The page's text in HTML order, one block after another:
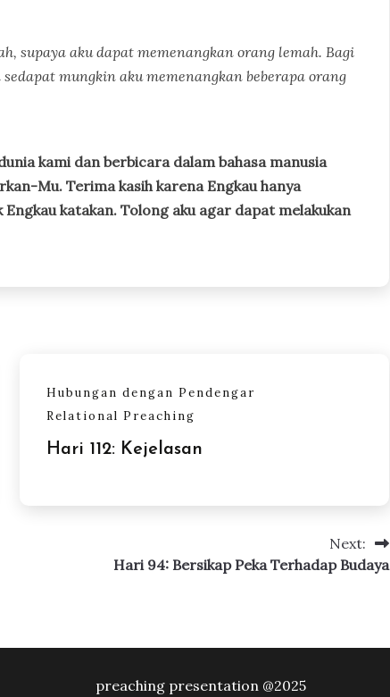
supaya aku dapat memenangkan orang lemah. Bagi
mungkin aku memenangkan beberapa orang
kami dan berbicara dalam bahasa manusia
Mu. Terima kasih karena Engkau hanya
katakan. Tolong aku agar dapat melakukan
Hubungan dengan Pendengar
Relational Preaching
Hari 112: Kejelasan
Next:
Hari 94: Bersikap Peka Terhadap Budaya
preaching presentation @2025